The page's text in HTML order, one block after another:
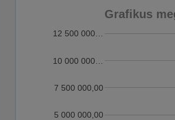
Grafikus
5 000 000,00
7 500 000,00
10 000 000…
12 500 000…